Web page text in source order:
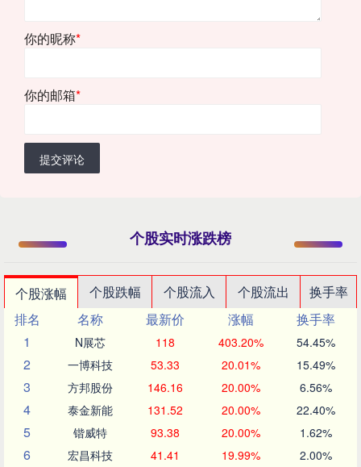
你的昵称*
你的邮箱*
提交评论
个股实时涨跌榜
个股涨幅 个股跌幅 个股流入 个股流出
换手率
排名
名称 最新价 涨幅
换手率
1
N展芯 118 403.20% 54.45%
2 一博科技 53.33 20.01% 15.49%
3 方邦股份 146.16 20.00% 6.56%
4 泰金新能 131.52 20.00% 22.40%
5 锴威特 93.38 20.00% 1.62%
6 宏昌科技 41.41 19.99% 2.00%